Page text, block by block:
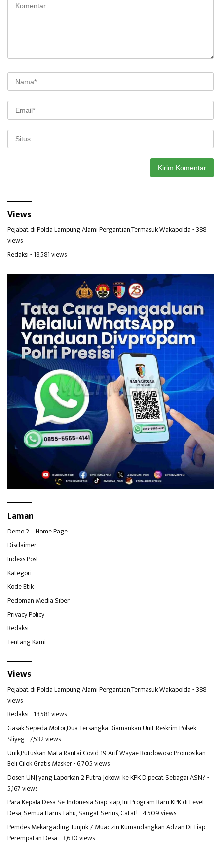
Views
Pejabat di Polda Lampung Alami Pergantian,Termasuk Wakapolda- 388
views
Redaksi- 18,581 views
Laman
Demo 2 – Home Page
Disclaimer
Indexs Post
Kategori
Kode Etik
Pedoman Media Siber
Privacy Policy
Redaksi
Tentang Kami
Views
Pejabat di Polda Lampung Alami Pergantian,Termasuk Wakapolda- 388
views
Redaksi- 18,581 views
Gasak Sepeda Motor,Dua Tersangka Diamankan Unit Reskrim Polsek
Sliyeg- 7,532 views
Unik,Putuskan Mata Rantai Covid 19 Arif Wayae Bondowoso Promosikan
Beli Cilok Gratis Masker- 6,705 views
Dosen UNJ yang Laporkan 2 Putra Jokowi ke KPK Dipecat Sebagai ASN?-
5,167 views
Para Kepala Desa Se-Indonesia Siap-siap, Ini Program Baru KPK di Level
Desa, Semua Harus Tahu, Sangat Serius, Catat!- 4,509 views
Pemdes Mekargading Tunjuk 7 Muadzin Kumandangkan Adzan Di Tiap
Perempatan Desa- 3,630 views